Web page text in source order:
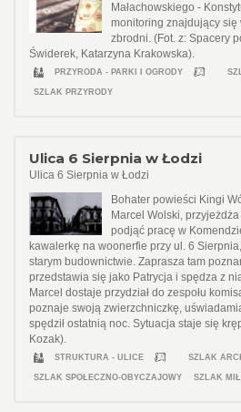
Małachowskiego -
monitoring znajdujący się
zbrodni. (Fot. z: Spacery
Świderek, Katarzyna Krakowska).
PRZYRODA - PARKI I OGRODY
SZLAK PRZYRODY
Ulica 6 Sierpnia w Łodzi
Ulica 6 Sierpnia w Łodzi
Bohater powieści Kingi
Marcel Wolski,
podjąć pracę w
kawalerkę na woonerfie przy ul. 6
starym budownictwie. Zaprasza tam
przedstawia się jako Patrycja i spędza z
Marcel dostaje przydział do zespołu
poznaje swoją zwierzchniczkę,
spędził ostatnią noc. Sytuacja staje się
Kozak).
STRUKTURA - ULICE SZLAK
SZLAK SPOŁECZNO-OBYCZAJOWY SZLAK